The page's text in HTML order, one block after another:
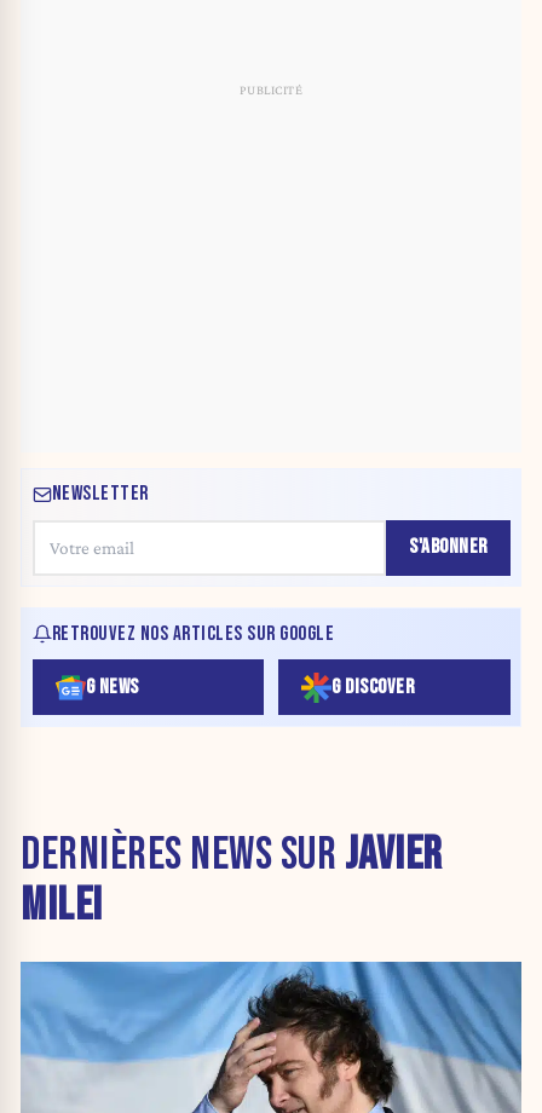
NEWSLETTER
S'ABONNER
RETROUVEZ NOS ARTICLES SUR GOOGLE
G NEWS G DISCOVER
DERNIÈRES NEWS SUR JAVIER
MILEI